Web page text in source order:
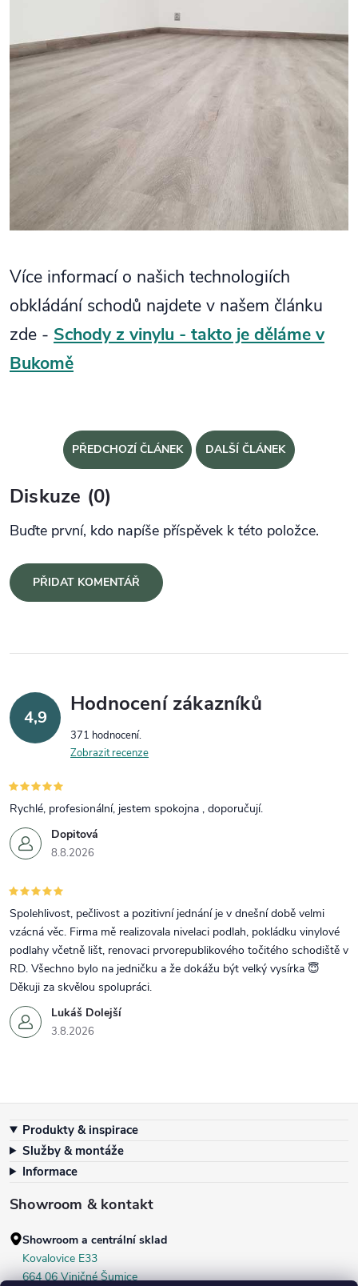
Více informací o našich technologiích
obkládání schodů najdete v našem článku
zde - Schody z vinylu - takto je děláme v
Bukomě
PŘEDCHOZÍ ČLÁNEK DALŠÍ ČLÁNEK
Diskuze (0)
Buďte první, kdo napíše příspěvek k této položce.
PŘIDAT KOMENTÁŘ
4,9
Hodnocení zákazníků
371 hodnocení
Zobrazit recenze
Dopitová
8.8.2026
Rychlé, profesionální, jestem spokojna , doporučují.
Lukáš Dolejší
3.8.2026
Spolehlivost, pečlivost a pozitivní jednání je v dnešní době velmi
vzácná věc. Firma mě realizovala nivelaci podlah, pokládku vinylové
podlahy včetně lišt, renovaci prvorepublikového točitého schodiště v
RD. Všechno bylo na jedničku a že dokážu být velký vysírka 😇
Děkuji za skvělou spolupráci.
Produkty & inspirace
Služby & montáže
Informace
Showroom & kontakt
Showroom a centrální sklad
Kovalovice E33
664 06 Viničné Šumice